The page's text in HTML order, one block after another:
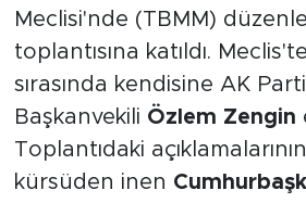
Meclisi'nde (TBMM)
toplantısına katıldı.
sırasında kendisine AK
Başkanvekili Özlem Zengin
Toplantıdaki
kürsüden inen